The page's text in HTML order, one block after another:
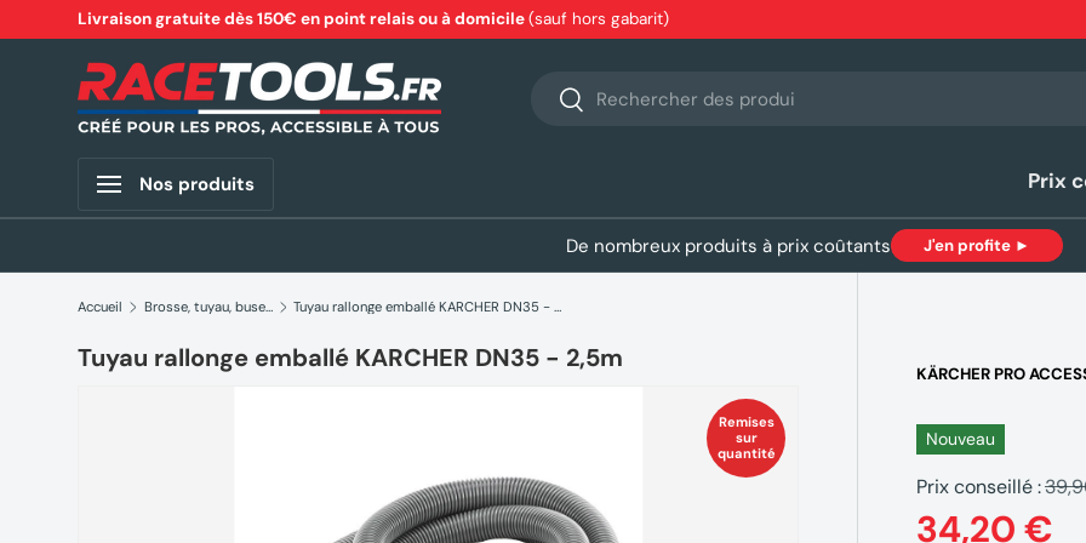
Aller au contenu
Livraison gratuite dès 150€ en point relais ou à domicile(sauf hors gabarit)
Recherche
Rechercher
Nos produits Prix
De nombreux produits à prix coûtants J'en profite ►
Accueil Brosse, tuyau, buse… Tuyau rallonge emballé KARCHER DN35 - 2,5m
Tuyau rallonge emballé KARCHER DN35 - 2,5m
Remises
sur
quantité
KÄRCHER PRO
Nouveau
Prix conseillé :
34,20 €